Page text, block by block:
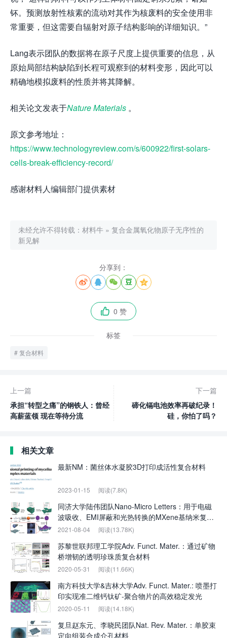
钚。预测放射性核素的流动对其作为核废料的安全使用非
常重要，但这需要自辐射对原子结构影响的详细知识。”
Lang表示团队的数据将在原子尺度上提供重要的信息，从
原始局部结构缺陷到长程可观察到的材料变形，因此可以
精确地模拟废料的性质并将其降解。
相关论文发表于Nature Materials 。
原文参考地址：
https://www.technologyreview.com/s/600922/first-solars-
cells-break-efficiency-record/
感谢材料人编辑部门提供素材
未经允许不得转载： 材料牛 » 复合金属氧化物原子无序性的
新见解
分享到：
    
 0 赞
标签
复合材料
上一篇
承担“转型之痛”的钢铁人：曾经
高薪蓝领 现在等待分流
下一篇
碲化镉电池效率再破纪录！
硅，你怕了吗？
相关文章
最新NM：菌丝体水凝胶3D打印成活性复合材料
2023-01-15 阅读(7.8K)
同济大学陆伟团队Nano-Micro Letters：用于电磁
波吸收、EMI屏蔽和光热转换的MXene基纳米复合
材料的柔性和防水2D/1D/0D结构
2021-08-04 阅读(13.78K)
苏黎世联邦理工学院Adv. Funct. Mater.：通过矿物
桥增韧的透明珍珠质复合材料
2020-05-31 阅读(11.66K)
南方科技大学&吉林大学Adv. Funct. Mater.: 喷墨打
印实现准二维钙钛矿-聚合物片的高效稳定发光
2020-05-11 阅读(14.18K)
复旦赵东元、李晓民团队Nat. Rev. Mater.：单胶束
定向组装合成介孔材料